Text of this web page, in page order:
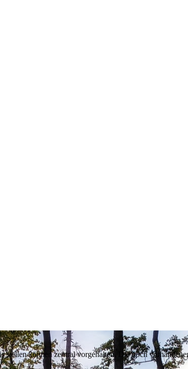
stellen können zentral vorgehalten. Die noch